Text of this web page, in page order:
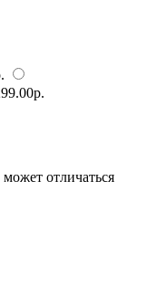
отличаться